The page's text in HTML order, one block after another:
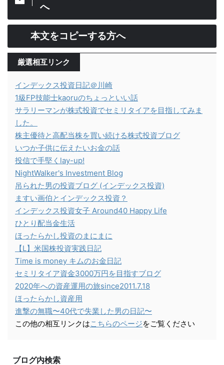
へ
本文をコピーする方へ
厳選相互リンク
インデックス投資日記＠川崎
1級FP技能士kaoruのちょっといい話
サラリーマンが株式投資でセミリタイアを目指してみま
した。
株主優待と高配当株を買い続ける株式投資ブログ
いつか子供に伝えたいお金の話
投信で手堅くlay-up!
NightWalker's Investment Blog
吊られた男の投資ブログ (インデックス投資)
ますい画伯とインデックス投資？
インデックス投資女子 Around40 Happy Life
ひとり配当金生活
ほったらかし投資のまにまに
【L】米国株投資実践日記
Time is money キムのお金日記
セミリタイア資金3000万円を目指すブログ
2020年への資産運用の旅since2011.7.18
ほったらかし資産用
進撃の無職〜40代で失業した男の日記〜
この他の相互リンクはこちらのページをご覧ください
ブログ内検索